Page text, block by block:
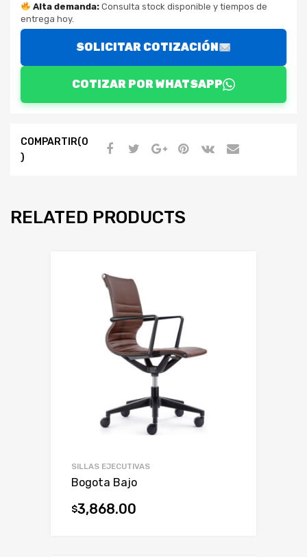
Alta demanda:Consulta stock disponible y tiempos de
entrega hoy.
SOLICITAR COTIZACIÓN
COTIZAR POR WHATSAPP
COMPARTIR(0
)
RELATED PRODUCTS
SILLAS EJECUTIVAS
Bogota Bajo
$3,868.00